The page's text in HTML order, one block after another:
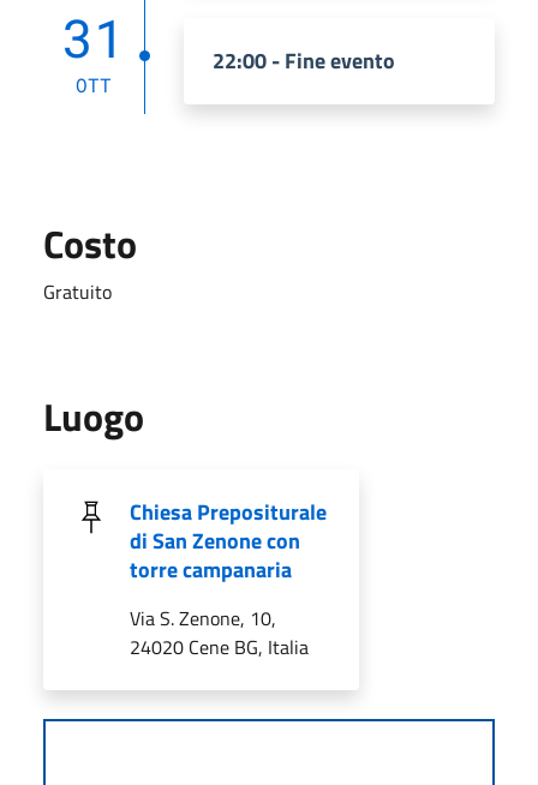
31
OTT
22:00 - Fine evento
Costo
Gratuito
Luogo
Chiesa Prepositurale
di San Zenone con
torre campanaria
Via S. Zenone, 10,
24020 Cene BG, Italia